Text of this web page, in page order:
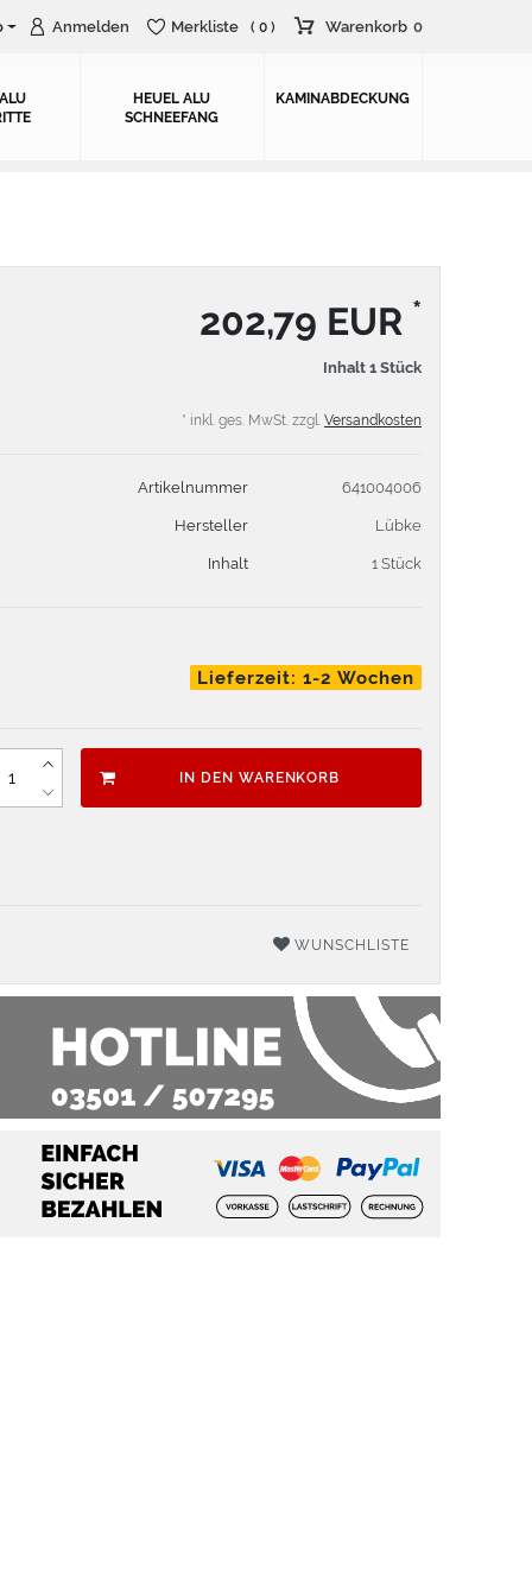
Anmelden Merkliste ( 0 ) Warenkorb 0
HEUEL ALU
SCHNEEFANG
KAMINABDECKUNG
202,79 EUR *
Inhalt 1 Stück
* inkl. ges. MwSt. zzgl. Versandkosten
Artikelnummer 641004006
Hersteller Lübke
Inhalt 1 Stück
Lieferzeit: 1-2 Wochen
IN DEN WARENKORB
WUNSCHLISTE